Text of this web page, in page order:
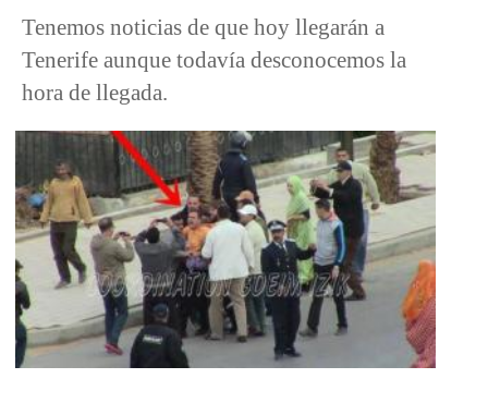
Tenemos noticias de que hoy llegarán a
Tenerife aunque todavía desconocemos la
hora de llegada.